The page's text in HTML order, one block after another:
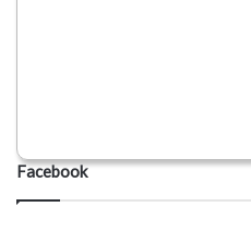
Facebook